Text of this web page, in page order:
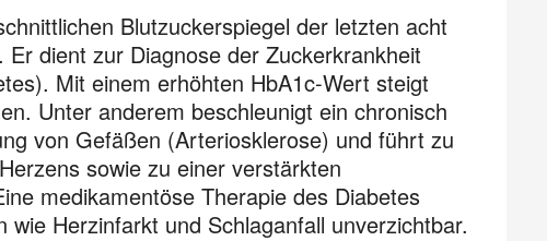
Blutzuckerspiegel der letzten acht
dient zur Diagnose der Zuckerkrankheit
Mit einem erhöhten HbA1c-Wert steigt
Unter anderem beschleunigt ein chronisch
von Gefäßen (Arteriosklerose) und führt zu
sowie zu einer verstärkten
medikamentöse Therapie des Diabetes
Herzinfarkt und Schlaganfall unverzichtbar.